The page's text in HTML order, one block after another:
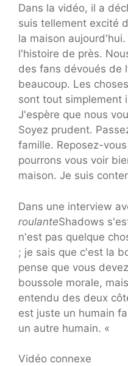
Dans la vidéo, il a
suis tellement excité
la maison
l'histoire de près.
des fans dévoués de
beaucoup. Les
sont tout simplement
J'espère que nous
Soyez prudent.
famille. Reposez-
pourrons vous voir
maison. Je suis
Dans une interview
roulanteShadows
n'est pas quelque
; je sais que c'est la
pense que vous
boussole morale,
entendu des deux
est juste un humain
un autre humain. «
Vidéo connexe